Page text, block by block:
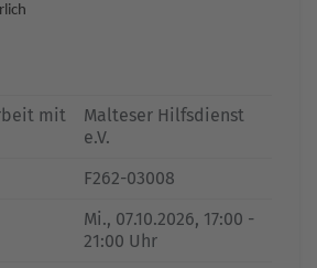
mit
Malteser Hilfsdienst
e.V.
F262-03008
Mi., 07.10.2026, 17:00 -
21:00 Uhr